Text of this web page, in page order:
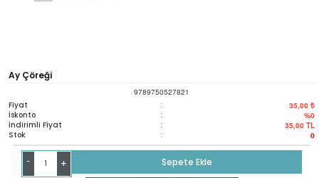
Ay Çöreği
9789750527821
Fiyat : 35,00 ₺
İskonto : %0
İndirimli Fiyat : 35,00 TL
Stok : 0
- +
Sepete Ekle